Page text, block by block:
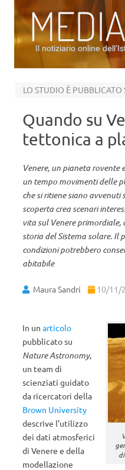
Il notiziario online
Quando su
tettonica a
Venere, un pianeta rovente
un tempo movimenti delle
che si ritiene siano avvenuti
scoperta crea scenari
vita sul Venere
storia del Sistema solare. Il
condizioni potrebbero
abitabile
Maura Sandri 10/11/
In un articolo
pubblicato su
Nature Astronomy,
un team di
scienziati guidato
da ricercatori della
Brown University
descrive l’utilizzo
dei dati atmosferici
di Venere e della
modellazione